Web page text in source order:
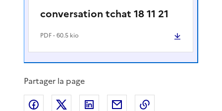
conversation tchat 18 11 21
PDF- 60.5 kio
Partager la page
Partager sur Facebook
Partager sur XPartager sur LinkedIn
Partager par email